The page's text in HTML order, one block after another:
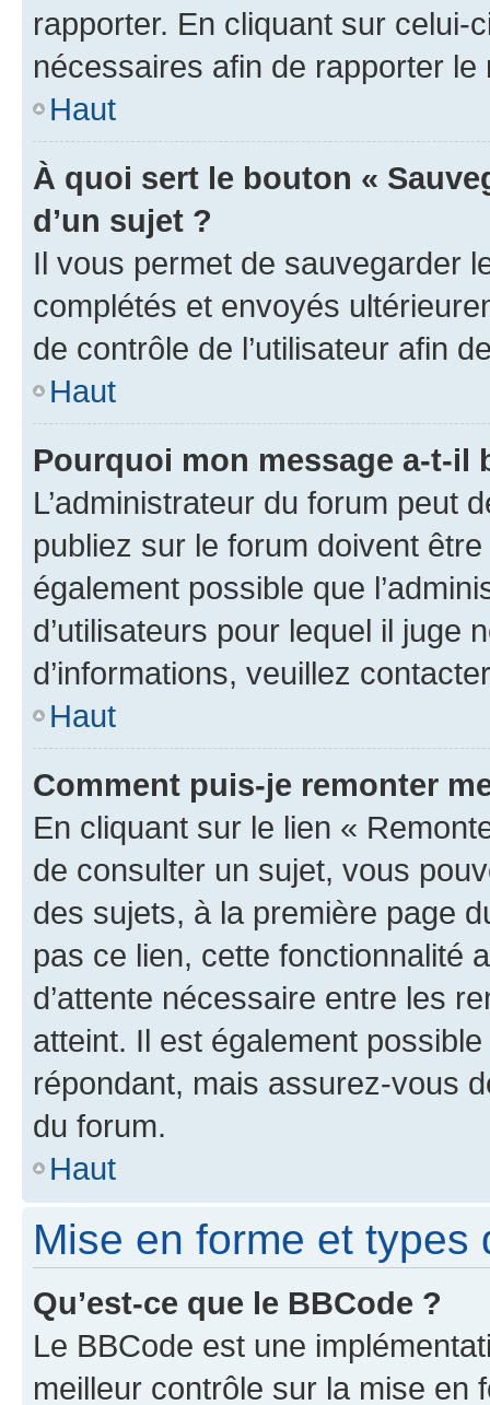
rapporter. En cliquant sur
nécessaires afin de rapporter le
Haut
À quoi sert le bouton «
d’un sujet ?
Il vous permet de sauvegarder
complétés et envoyés
de contrôle de l’utilisateur afin
Haut
Pourquoi mon message a-t-il
L’administrateur du forum peut
publiez sur le forum doivent
également possible que
d’utilisateurs pour lequel il juge
d’informations, veuillez
Haut
Comment puis-je remonter
En cliquant sur le lien «
de consulter un sujet, vous
des sujets, à la première page
pas ce lien, cette fonctionnalité
d’attente nécessaire entre les
atteint. Il est également
répondant, mais assurez-vous
du forum.
Haut
Mise en forme et types
Qu’est-ce que le BBCode ?
Le BBCode est une
meilleur contrôle sur la mise en